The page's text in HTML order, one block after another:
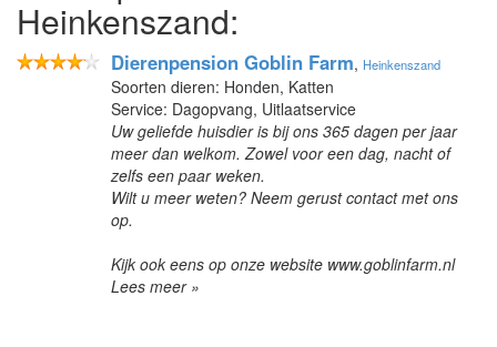
Heinkenszand:
Dierenpension Goblin Farm, Heinkenszand
Soorten dieren: Honden, Katten
Service: Dagopvang, Uitlaatservice
Uw geliefde huisdier is bij ons 365 dagen per jaar
meer dan welkom. Zowel voor een dag, nacht of
zelfs een paar weken.
Wilt u meer weten? Neem gerust contact met ons
op.
Kijk ook eens op onze website www.goblinfarm.nl
Lees meer »